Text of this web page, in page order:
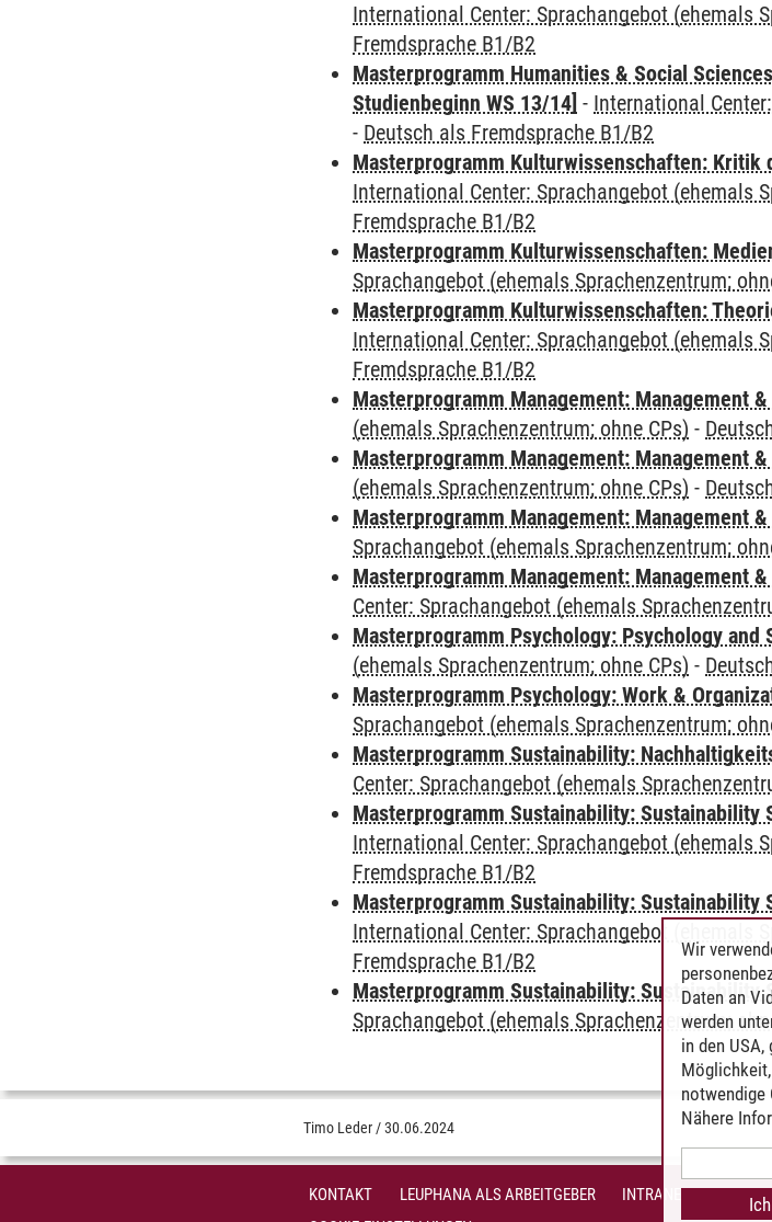
International Center: Sprachangebot (ehemals
Fremdsprache B1/B2
Masterprogramm Humanities & Social
Studienbeginn WS 13/14] - International
- Deutsch als Fremdsprache B1/B2
Masterprogramm Kulturwissenschaften: Kritik
International Center: Sprachangebot (ehemals
Fremdsprache B1/B2
Masterprogramm Kulturwissenschaften:
Sprachangebot (ehemals Sprachenzentrum;
Masterprogramm Kulturwissenschaften:
International Center: Sprachangebot (ehemals
Fremdsprache B1/B2
Masterprogramm Management: Management &
(ehemals Sprachenzentrum; ohne CPs) -
Masterprogramm Management: Management
(ehemals Sprachenzentrum; ohne CPs) -
Masterprogramm Management: Management
Sprachangebot (ehemals Sprachenzentrum;
Masterprogramm Management: Management
Center: Sprachangebot (ehemals
Masterprogramm Psychology: Psychology and
(ehemals Sprachenzentrum; ohne CPs) -
Masterprogramm Psychology: Work &
Sprachangebot (ehemals Sprachenzentrum;
Masterprogramm Sustainability:
Center: Sprachangebot (ehemals
Masterprogramm Sustainability: Sustainability
International Center: Sprachangebot (ehemals
Fremdsprache B1/B2
Masterprogramm Sustainability: Sustainability
International Center: Sprachangebot (ehemals
Fremdsprache B1/B2
Masterprogramm Sustainability: Sustainability
Sprachangebot (ehemals Sprachenzentrum;
Timo Leder /30.06.2024
KONTAKT LEUPHANA ALS ARBEITGEBER INTRANET
Wir
Daten an
werden
in den
notwendige
Nähere